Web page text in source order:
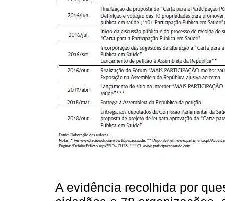
A evidência recolhida por